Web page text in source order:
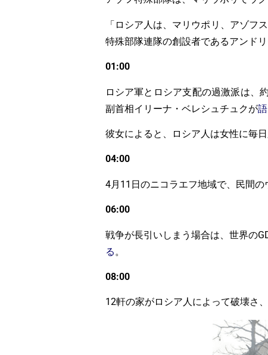
「ロシア人は、マリウポリ、アゾフ
特殊部隊連隊の創設者であるアンド
01:00
ロシア軍とロシア支配の過激派は、
副首相イリーナ・ベレシュチュクが
彼女によると、ロシア人は女性に毎
04:00
4月11日のニコラエフ地域で、民間
06:00
戦争が長引いしまう場合は、世界の
る 。
08:00
12軒の家がロシア人によって破壊さ